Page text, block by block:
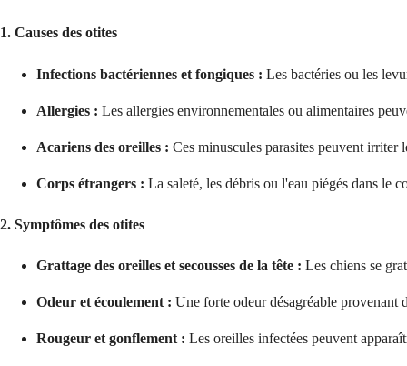
1. Causes des otites
Infections bactériennes et fongiques : Les bactéries ou les
Allergies : Les allergies environnementales ou alimentaires
Acariens des oreilles : Ces minuscules parasites peuvent
Corps étrangers : La saleté, les débris ou l'eau piégés dans le
2. Symptômes des otites
Grattage des oreilles et secousses de la tête : Les chiens se
Odeur et écoulement : Une forte odeur désagréable provenant
Rougeur et gonflement : Les oreilles infectées peuvent